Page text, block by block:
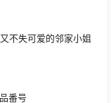
不失可爱的邻家小姐
番号